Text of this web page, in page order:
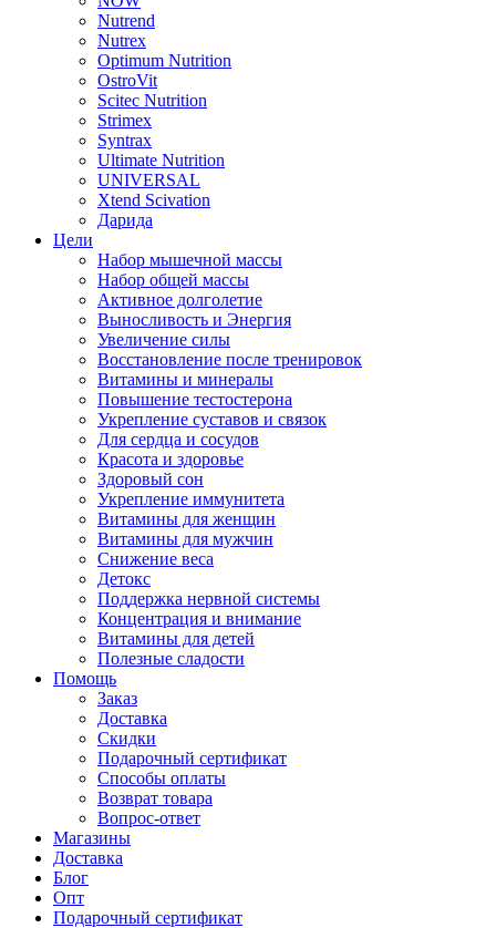
Nutrend
Nutrex
Optimum Nutrition
OstroVit
Scitec Nutrition
Strimex
Syntrax
Ultimate Nutrition
UNIVERSAL
Xtend Scivation
Дарида
Цели
Набор мышечной массы
Набор общей массы
Активное долголетие
Выносливость и Энергия
Увеличение силы
Восстановление после тренировок
Витамины и минералы
Повышение тестостерона
Укрепление суставов и связок
Для сердца и сосудов
Красота и здоровье
Здоровый сон
Укрепление иммунитета
Витамины для женщин
Витамины для мужчин
Снижение веса
Детокс
Поддержка нервной системы
Концентрация и внимание
Витамины для детей
Полезные сладости
Помощь
Заказ
Доставка
Скидки
Подарочный сертификат
Способы оплаты
Возврат товара
Вопрос-ответ
Магазины
Доставка
Блог
Опт
Подарочный сертификат